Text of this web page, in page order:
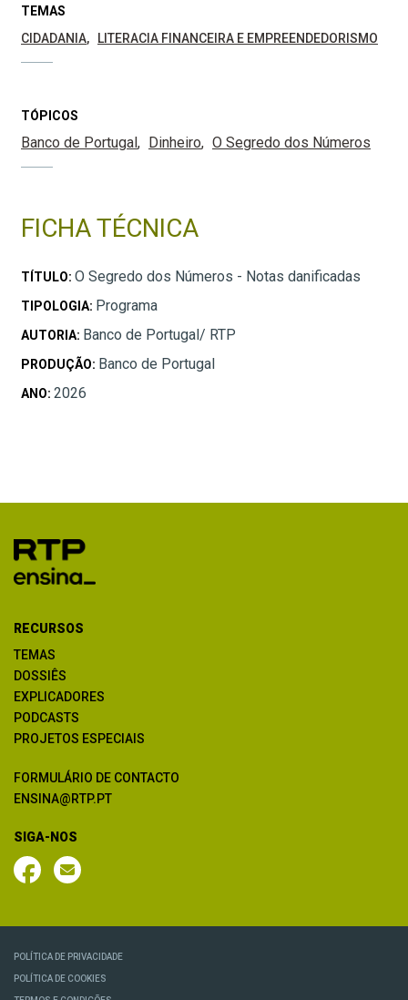
TEMAS
CIDADANIA
LITERACIA FINANCEIRA E EMPREENDEDORISMO
TÓPICOS
Banco de Portugal Dinheiro O Segredo dos Números
FICHA TÉCNICA
TÍTULO: O Segredo dos Números - Notas danificadas
TIPOLOGIA: Programa
AUTORIA: Banco de Portugal/ RTP
PRODUÇÃO: Banco de Portugal
ANO: 2026
RECURSOS
TEMAS
DOSSIÊS
EXPLICADORES
PODCASTS
PROJETOS ESPECIAIS
FORMULÁRIO DE CONTACTO
ENSINA@RTP.PT
SIGA-NOS
POLÍTICA DE PRIVACIDADE
POLÍTICA DE COOKIES